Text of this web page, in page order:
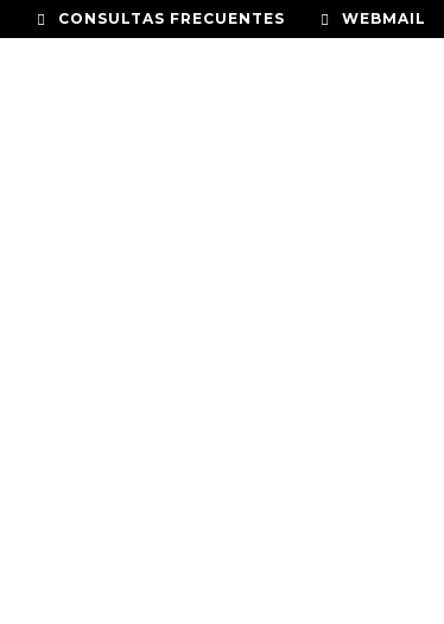
CONSULTAS FRECUENTES WEBMAIL